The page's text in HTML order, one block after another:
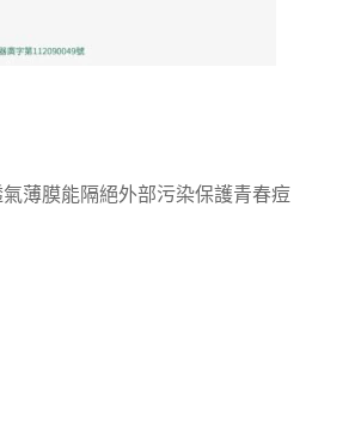
薄膜能隔絕外部污染保護青春痘